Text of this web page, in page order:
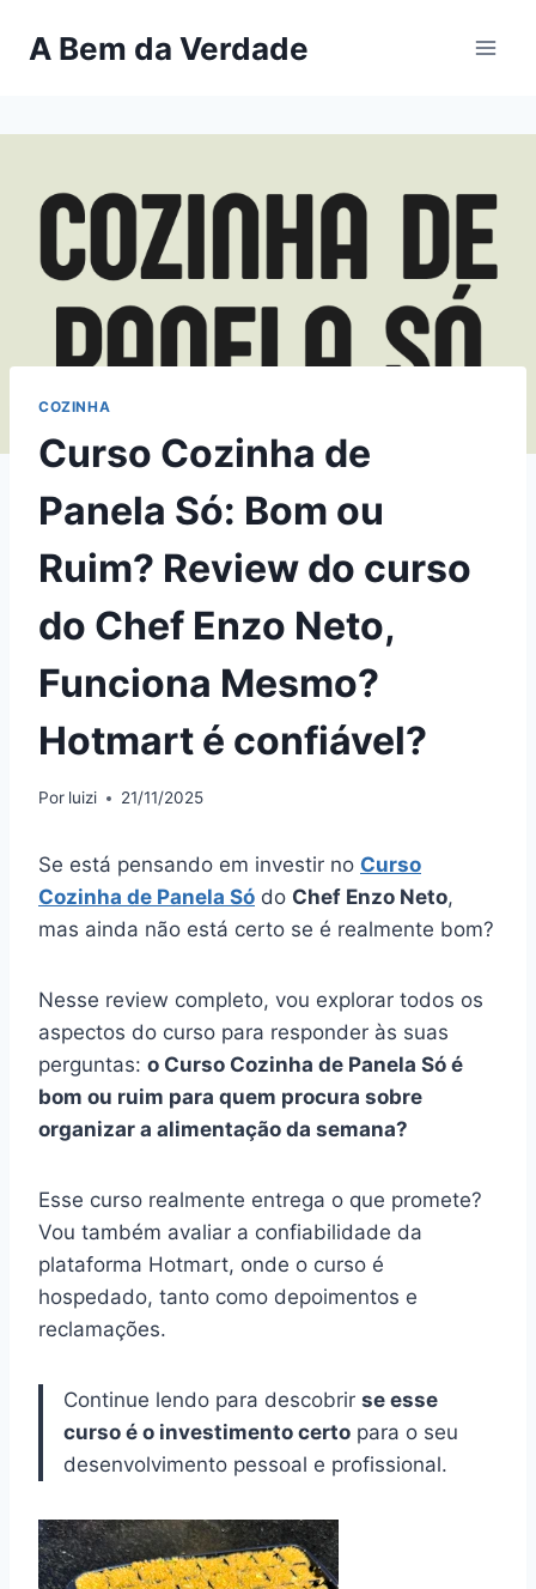
paraA Bem da Verdade
COZINHA
Curso Cozinha de
Panela Só: Bom ou
Ruim? Review do curso
do Chef Enzo Neto,
Funciona Mesmo?
Hotmart é confiável?
Por luizi 21/11/2025
Se está pensando em investir no Curso
Cozinha de Panela Só do Chef Enzo Neto,
mas ainda não está certo se é realmente bom?
Nesse review completo, vou explorar todos os
aspectos do curso para responder às suas
perguntas: o Curso Cozinha de Panela Só é
bom ou ruim para quem procura sobre
organizar a alimentação da semana?
Esse curso realmente entrega o que promete?
Vou também avaliar a confiabilidade da
plataforma Hotmart, onde o curso é
hospedado, tanto como depoimentos e
reclamações.
Continue lendo para descobrir se esse
curso é o investimento certo para o seu
desenvolvimento pessoal e profissional.